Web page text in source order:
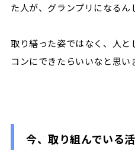
た人が、グランプリになるん
取り繕った姿ではなく、人と
コンにできたらいいなと思い
今、取り組んでいる